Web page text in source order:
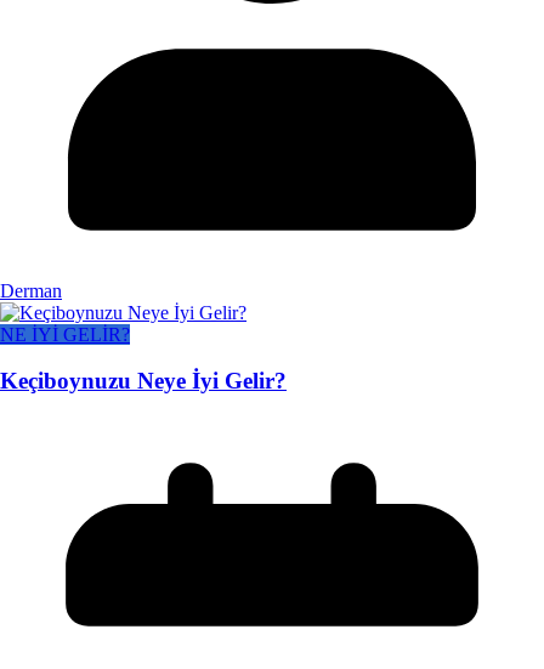
Derman
NE İYİ GELİR?
Keçiboynuzu Neye İyi Gelir?